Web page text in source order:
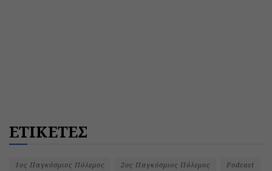
ΕΤΙΚΕΤΕΣ
1ος Παγκόσμιος Πόλεμος 2ος Παγκόσμιος Πόλεμος Podcast